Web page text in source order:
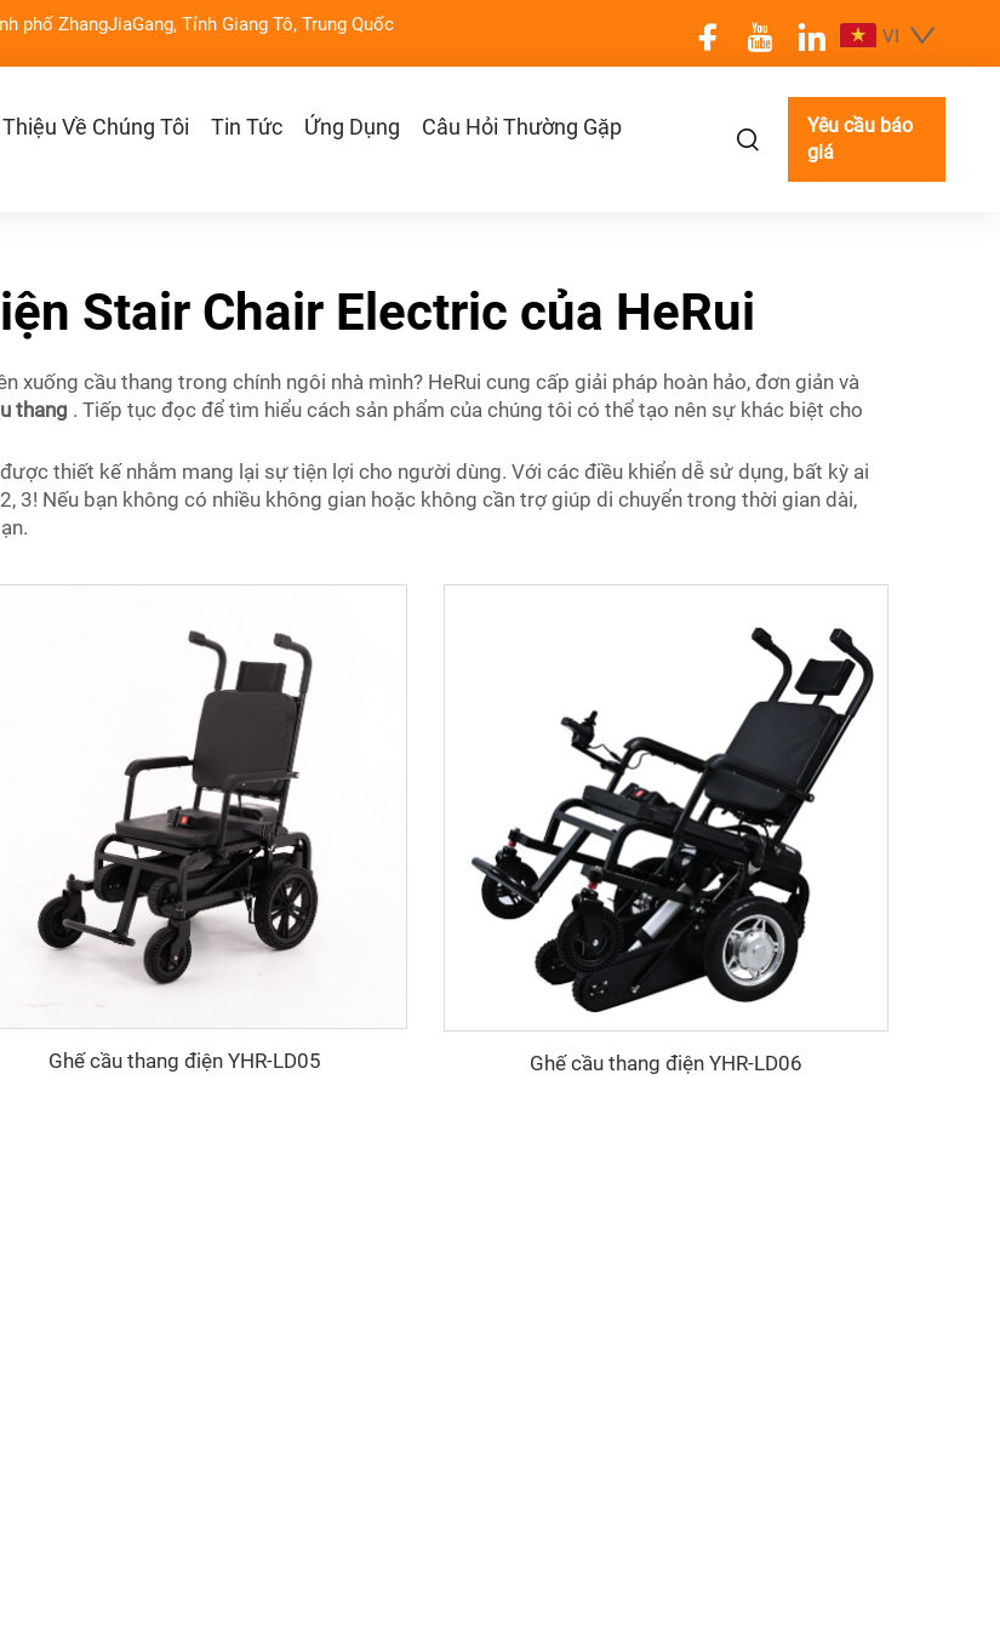
phố ZhangJiaGang, Tỉnh Giang Tô, Trung Quốc
VI
Về Chúng Tôi Tin Tức Ứng Dụng
Câu Hỏi Thường Gặp
Yêu cầu báo
giá
Stair Chair Electric của HeRui
xuống cầu thang trong chính ngôi nhà mình? HeRui cung cấp giải pháp hoàn hảo, đơn giản và
thang . Tiếp tục đọc để tìm hiểu cách sản phẩm của chúng tôi có thể tạo nên sự khác biệt cho
được thiết kế nhằm mang lại sự tiện lợi cho người dùng. Với các điều khiển dễ sử dụng, bất kỳ ai
3! Nếu bạn không có nhiều không gian hoặc không cần trợ giúp di chuyển trong thời gian dài,
Ghế cầu thang điện YHR-LD05 Ghế cầu thang điện YHR-LD06